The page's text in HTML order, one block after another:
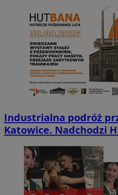
Industrialna podróż
Katowice. Nadchodzi